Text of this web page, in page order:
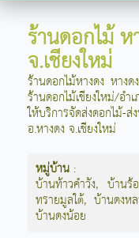
ร้านดอกไม้ ห
จ.เชียงใหม่
ร้านดอกไม้หางดง หาง
ร้านดอกไม้เชียงใหม่/อำ
ให้บริการจัดส่งดอก
อ.หางดง จ.เชียงใหม่
หมู่บ้าน :
บ้านท้าวคำวัง,บ้านร้
ทรายมูลใต้,บ้านดงห
บ้านดงน้อย